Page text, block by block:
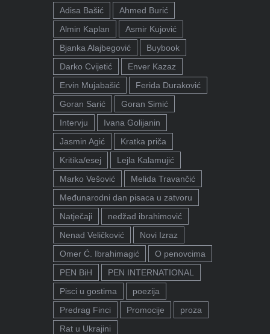
Adisa Bašić
Ahmed Burić
Almin Kaplan
Asmir Kujović
Bjanka Alajbegović
Buybook
Darko Cvijetić
Enver Kazaz
Ervin Mujabašić
Ferida Duraković
Goran Sarić
Goran Simić
Intervju
Ivana Golijanin
Jasmin Agić
Kratka priča
Kritika/esej
Lejla Kalamujić
Marko Vešović
Melida Travančić
Međunarodni dan pisaca u zatvoru
Natječaji
nedžad ibrahimović
Nenad Veličković
Novi Izraz
Omer Ć. Ibrahimagić
O penovcima
PEN BiH
PEN INTERNATIONAL
Pisci u gostima
poezija
Predrag Finci
Promocije
proza
Rat u Ukrajini